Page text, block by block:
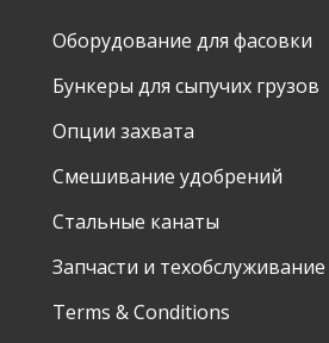
Оборудование для фасовки
Бункеры для сыпучих грузов
Опции захвата
Смешивание удобрений
Стальные канаты
Запчасти и техобслуживание
Terms & Conditions